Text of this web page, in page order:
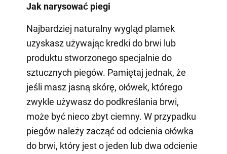
Jak narysować piegi
Najbardziej naturalny wygląd plamek
uzyskasz używając kredki do brwi lub
produktu stworzonego specjalnie do
sztucznych piegów. Pamiętaj jednak, że
jeśli masz jasną skórę, ołówek, którego
zwykle używasz do podkreślania brwi,
może być nieco zbyt ciemny. W przypadku
piegów należy zacząć od odcienia ołówka
do brwi, który jest o jeden lub dwa odcienie